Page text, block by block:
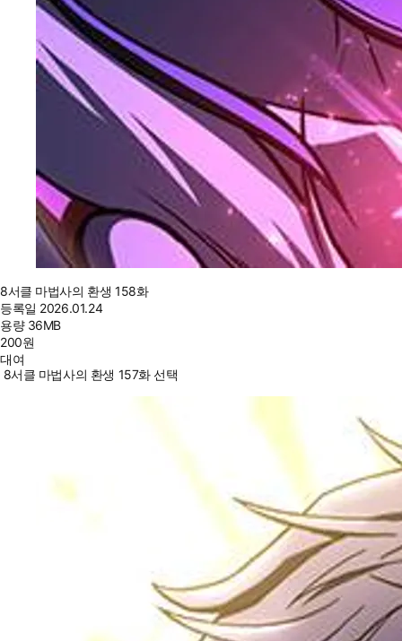
8서클 마법사의 환생 158화
등록일 2026.01.24
용량 36MB
200원
대여
8서클 마법사의 환생 157화 선택